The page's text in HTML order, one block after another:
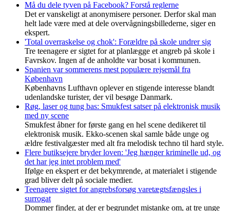
Må du dele tyven på Facebook? Forstå reglerne
Det er vanskeligt at anonymisere personer. Derfor skal man
helt lade være med at dele overvågningsbillederne, siger en
ekspert.
'Total overraskelse og chok': Forældre på skole undrer sig
Tre teenagere er sigtet for at planlægge et angreb på skole i
Favrskov. Ingen af de anholdte var bosat i kommunen.
Spanien var sommerens mest populære rejsemål fra
København
Københavns Lufthavn oplever en stigende interesse blandt
udenlandske turister, der vil besøge Danmark.
Røg, laser og tung bas: Smukfest satser på elektronisk musik
med ny scene
Smukfest åbner for første gang en hel scene dedikeret til
elektronisk musik. Ekko-scenen skal samle både unge og
ældre festivalgæster med alt fra melodisk techno til hard style.
Flere butiksejere bryder loven: 'Jeg hænger kriminelle ud, og
det har jeg intet problem med'
Ifølge en ekspert er det bekymrende, at materialet i stigende
grad bliver delt på sociale medier.
Teenagere sigtet for angrebsforsøg varetægtsfængsles i
surrogat
Dommer finder, at der er begrundet mistanke om, at tre unge